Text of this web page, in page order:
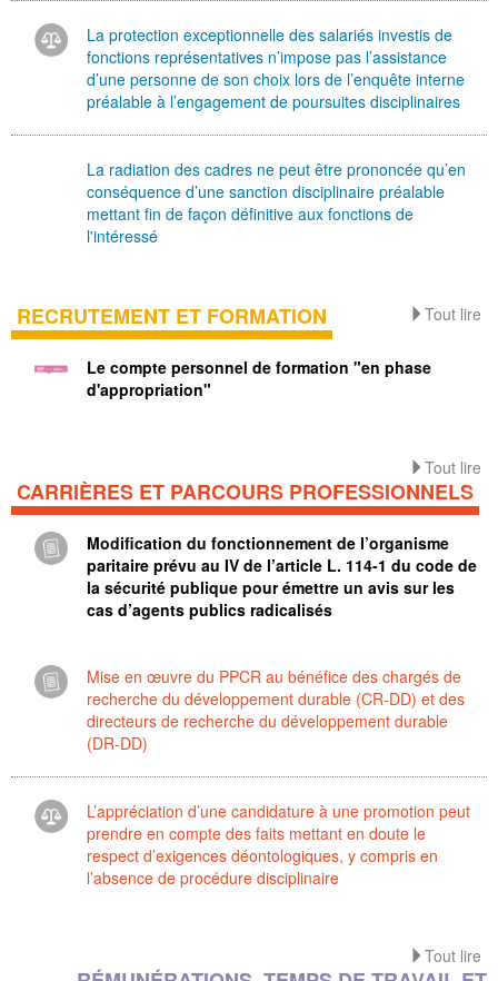
La protection exceptionnelle des salariés investis de
fonctions représentatives n’impose pas l’assistance
d’une personne de son choix lors de l’enquête interne
préalable à l’engagement de poursuites disciplinaires
La radiation des cadres ne peut être prononcée qu’en
conséquence d’une sanction disciplinaire préalable
mettant fin de façon définitive aux fonctions de
l'intéressé
Tout lire
RECRUTEMENT ET FORMATION
Le compte personnel de formation "en phase
d'appropriation"
Tout lire
CARRIÈRES ET PARCOURS PROFESSIONNELS
Modification du fonctionnement de l’organisme
paritaire prévu au IV de l’article L. 114-1 du code de
la sécurité publique pour émettre un avis sur les
cas d’agents publics radicalisés
Mise en œuvre du PPCR au bénéfice des chargés de
recherche du développement durable (CR-DD) et des
directeurs de recherche du développement durable
(DR-DD)
L’appréciation d’une candidature à une promotion peut
prendre en compte des faits mettant en doute le
respect d’exigences déontologiques, y compris en
l’absence de procédure disciplinaire
Tout lire